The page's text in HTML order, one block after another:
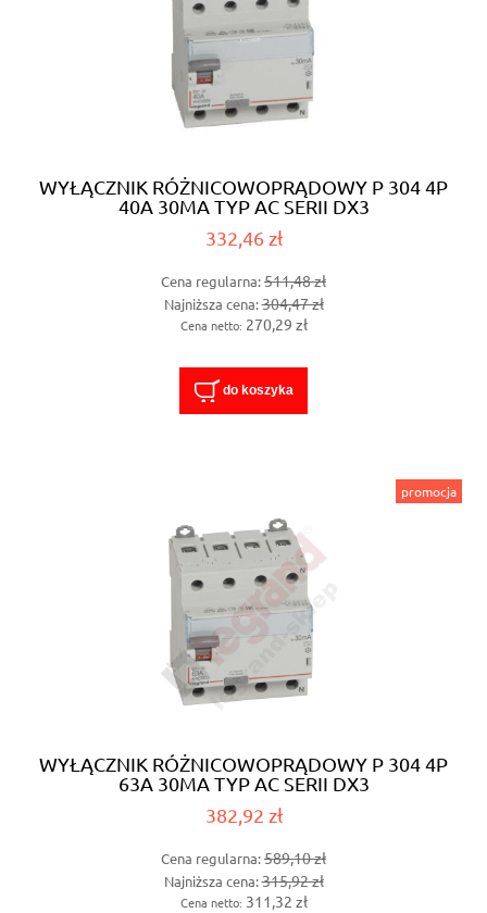
WYŁĄCZNIK RÓŻNICOWOPRĄDOWY P 304 4P
40A 30MA TYP AC SERII DX3
332,46 zł
Cena regularna:511,48 zł
Najniższa cena:304,47 zł
Cena netto: 270,29 zł
do koszyka
WYŁĄCZNIK RÓŻNICOWOPRĄDOWY P 304 4P
63A 30MA TYP AC SERII DX3
382,92 zł
Cena regularna:589,10 zł
Najniższa cena:315,92 zł
Cena netto: 311,32 zł
promocja